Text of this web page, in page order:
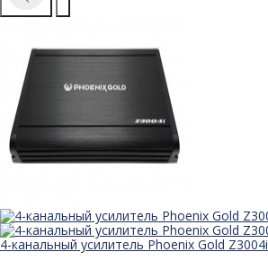
4-канальный усилитель Phoenix Gold Z3004i